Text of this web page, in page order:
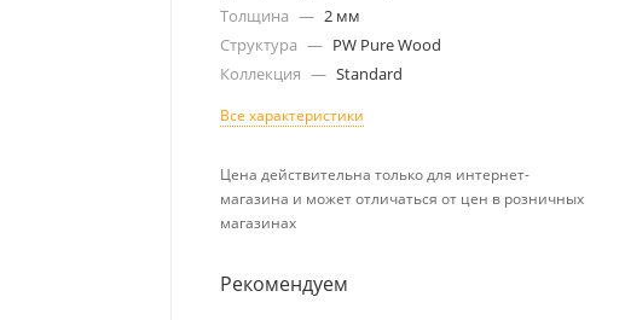
Толщина — 2 мм
Структура — PW Pure Wood
Коллекция — Standard
Все характеристики
Цена действительна только для интернет-
магазина и может отличаться от цен в розничных
магазинах
Рекомендуем